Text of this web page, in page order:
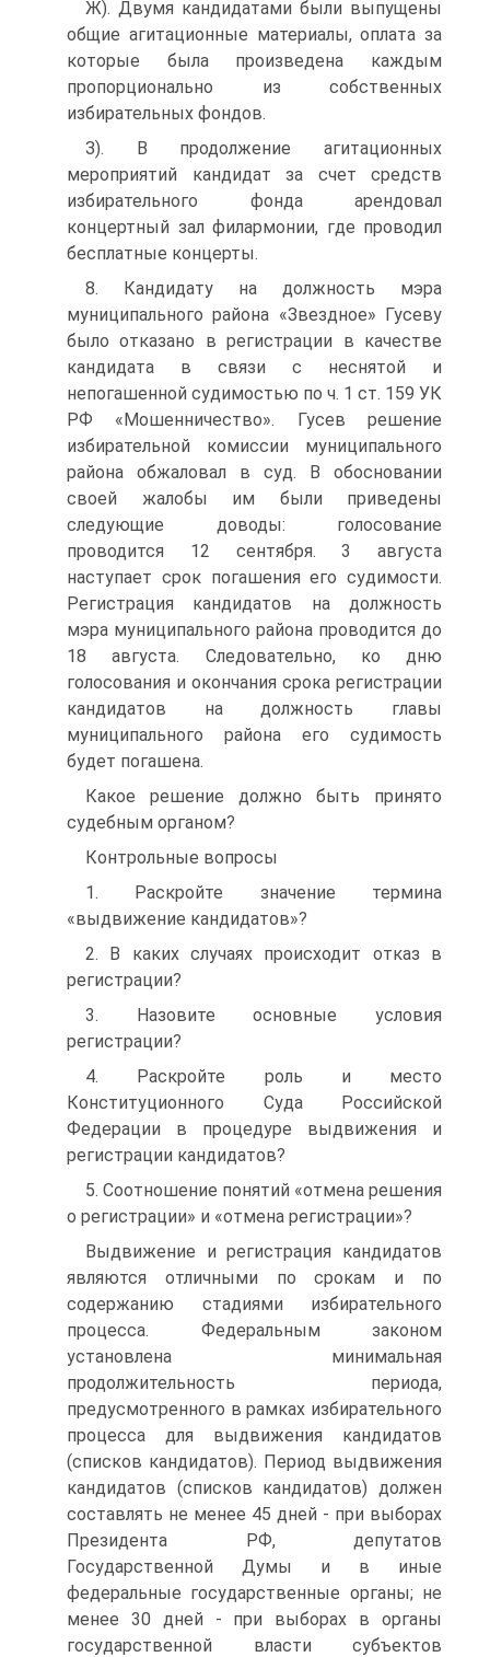
Ж). Двумя кандидатами были выпущены
общие агитационные материалы, оплата за
которые была произведена каждым
пропорционально из собственных
избирательных фондов.
З). В продолжение агитационных
мероприятий кандидат за счет средств
избирательного фонда арендовал
концертный зал филармонии, где проводил
бесплатные концерты.
8. Кандидату на должность мэра
муниципального района «Звездное» Гусеву
было отказано в регистрации в качестве
кандидата в связи с неснятой и
непогашенной судимостью по ч. 1 ст. 159 УК
РФ «Мошенничество». Гусев решение
избирательной комиссии муниципального
района обжаловал в суд. В обосновании
своей жалобы им были приведены
следующие доводы: голосование
проводится 12 сентября. 3 августа
наступает срок погашения его судимости.
Регистрация кандидатов на должность
мэра муниципального района проводится до
18 августа. Следовательно, ко дню
голосования и окончания срока регистрации
кандидатов на должность главы
муниципального района его судимость
будет погашена.
Какое решение должно быть принято
судебным органом?
Контрольные вопросы
1. Раскройте значение термина
«выдвижение кандидатов»?
2. В каких случаях происходит отказ в
регистрации?
3. Назовите основные условия
регистрации?
4. Раскройте роль и место
Конституционного Суда Российской
Федерации в процедуре выдвижения и
регистрации кандидатов?
5. Соотношение понятий «отмена решения
о регистрации» и «отмена регистрации»?
Выдвижение и регистрация кандидатов
являются отличными по срокам и по
содержанию стадиями избирательного
процесса. Федеральным законом
установлена минимальная
продолжительность периода,
предусмотренного в рамках избирательного
процесса для выдвижения кандидатов
(списков кандидатов). Период выдвижения
кандидатов (списков кандидатов) должен
составлять не менее 45 дней - при выборах
Президента РФ, депутатов
Государственной Думы и в иные
федеральные государственные органы; не
менее 30 дней - при выборах в органы
государственной власти субъектов